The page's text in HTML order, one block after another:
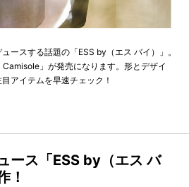
ースする話題の「ESS by（エス バイ）」。
」が発売になります。形とデザイ
アイテムを早速チェック！
ース「ESS by（エス バ
！